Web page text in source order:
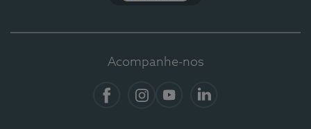
Acompanhe-nos